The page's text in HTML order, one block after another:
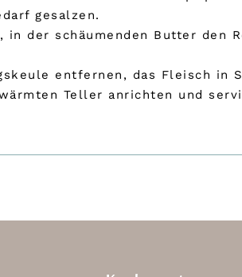
gesalzen.
der schäumenden Butter den
entfernen, das Fleisch in
Teller anrichten und